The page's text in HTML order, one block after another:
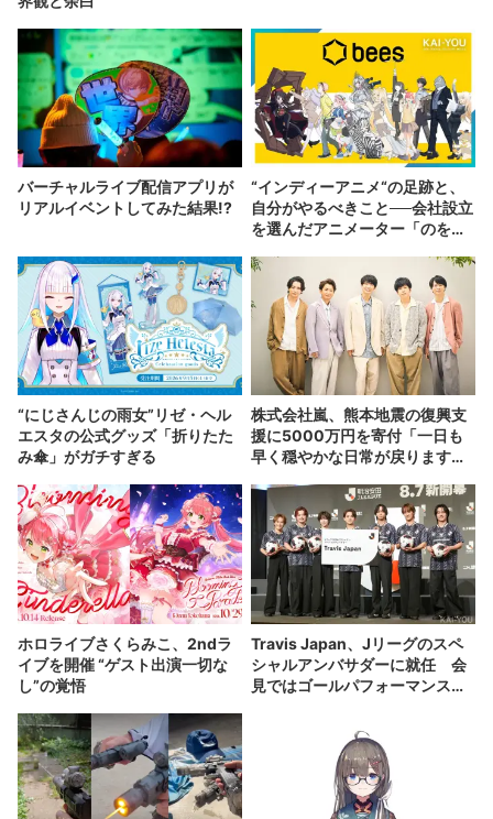
バーチャルライブ配信アプリが
リアルイベントしてみた結果!?
“インディーアニメ“の足跡と、
自分がやるべきこと──会社設立
を選んだアニメーター「のを
“にじさんじの雨女”リゼ・ヘル
エスタの公式グッズ「折りたた
み傘」がガチすぎる
株式会社嵐、熊本地震の復興支
援に5000万円を寄付「一日も
早く穏やかな日常が戻りますよ
ホロライブさくらみこ、2ndラ
イブを開催 “ゲスト出演一切な
し”の覚悟
Travis Japan、Jリーグのスペ
シャルアンバサダーに就任 会
見ではゴールパフォーマンスも